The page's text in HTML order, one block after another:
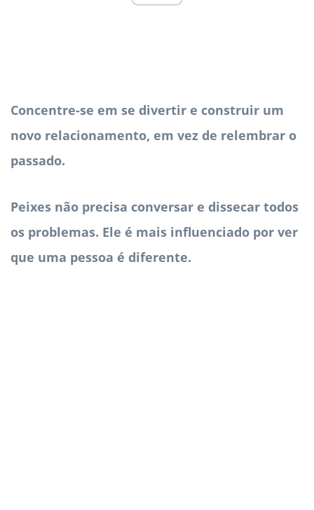
Concentre-se em se divertir e construir um
novo relacionamento, em vez de relembrar o
passado.
Peixes não precisa conversar e dissecar todos
os problemas. Ele é mais influenciado por ver
que uma pessoa é diferente.